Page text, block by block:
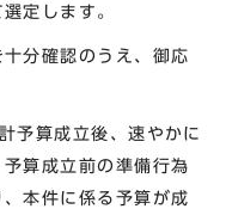
定します。
分確認のうえ、御応
予算成立後、速やかに
算成立前の準備行為
本件に係る予算が成